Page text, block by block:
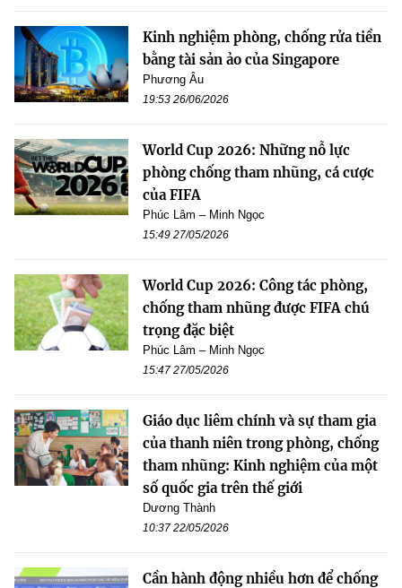
Kinh nghiệm phòng, chống rửa tiền
bằng tài sản ảo của Singapore
Phương Âu
19:53 26/06/2026
World Cup 2026: Những nỗ lực
phòng chống tham nhũng, cá cược
của FIFA
Phúc Lâm – Minh Ngọc
15:49 27/05/2026
World Cup 2026: Công tác phòng,
chống tham nhũng được FIFA chú
trọng đặc biệt
Phúc Lâm – Minh Ngọc
15:47 27/05/2026
Giáo dục liêm chính và sự tham gia
của thanh niên trong phòng, chống
tham nhũng: Kinh nghiệm của một
số quốc gia trên thế giới
Dương Thành
10:37 22/05/2026
Cần hành động nhiều hơn để chống